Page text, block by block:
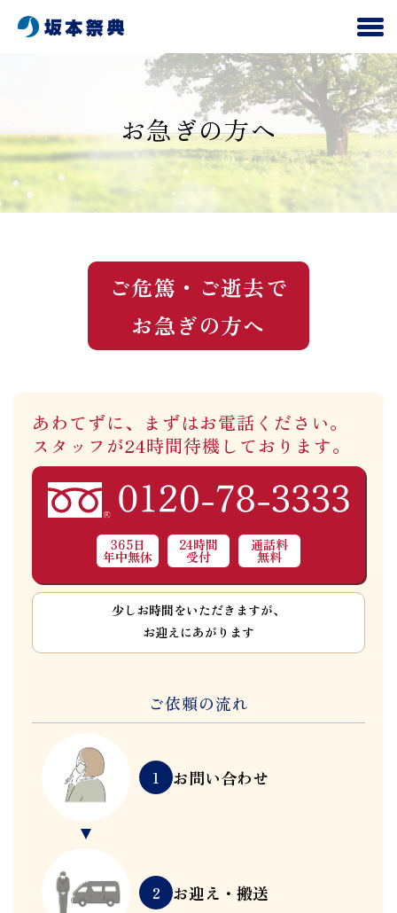
お急ぎの方へ
ご危篤・ご逝去で
お急ぎの方へ
あわてずに、まずはお電話ください。
スタッフが24時間待機しております。
365日
年中無休
24時間
受付
通話料
無料
少しお時間をいただきますが、
お迎えにあがります
ご依頼の流れ
1 お問い合わせ
2 お迎え・搬送